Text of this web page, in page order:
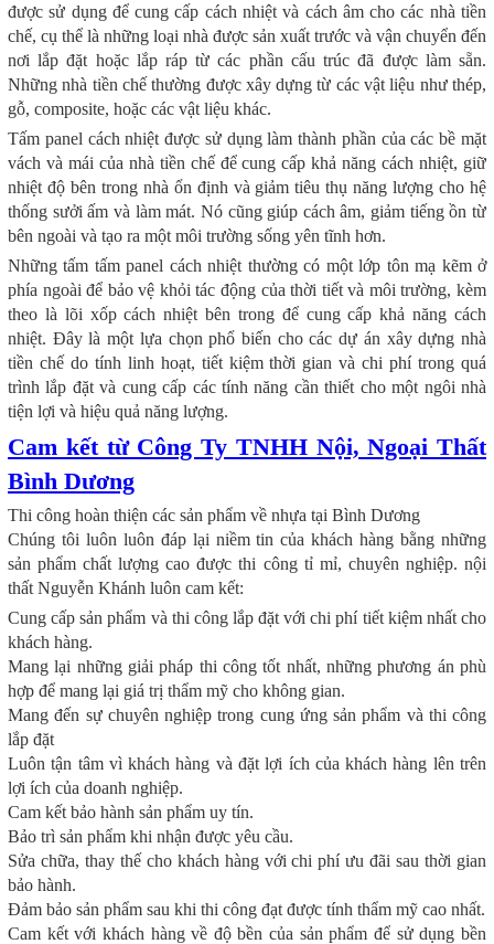
được sử dụng để cung cấp cách nhiệt và cách âm cho các nhà tiền
chế, cụ thể là những loại nhà được sản xuất trước và vận chuyển đến
nơi lắp đặt hoặc lắp ráp từ các phần cấu trúc đã được làm sẵn.
Những nhà tiền chế thường được xây dựng từ các vật liệu như thép,
gỗ, composite, hoặc các vật liệu khác.
Tấm panel cách nhiệt được sử dụng làm thành phần của các bề mặt
vách và mái của nhà tiền chế để cung cấp khả năng cách nhiệt, giữ
nhiệt độ bên trong nhà ổn định và giảm tiêu thụ năng lượng cho hệ
thống sưởi ấm và làm mát. Nó cũng giúp cách âm, giảm tiếng ồn từ
bên ngoài và tạo ra một môi trường sống yên tĩnh hơn.
Những tấm tấm panel cách nhiệt thường có một lớp tôn mạ kẽm ở
phía ngoài để bảo vệ khỏi tác động của thời tiết và môi trường, kèm
theo là lõi xốp cách nhiệt bên trong để cung cấp khả năng cách
nhiệt. Đây là một lựa chọn phổ biến cho các dự án xây dựng nhà
tiền chế do tính linh hoạt, tiết kiệm thời gian và chi phí trong quá
trình lắp đặt và cung cấp các tính năng cần thiết cho một ngôi nhà
tiện lợi và hiệu quả năng lượng.
Cam kết từ Công Ty TNHH Nội, Ngoại Thất
Bình Dương
Thi công hoàn thiện các sản phẩm về nhựa tại Bình Dương
Chúng tôi luôn luôn đáp lại niềm tin của khách hàng bằng những
sản phẩm chất lượng cao được thi công tỉ mỉ, chuyên nghiệp. nội
thất Nguyễn Khánh luôn cam kết:
Cung cấp sản phẩm và thi công lắp đặt với chi phí tiết kiệm nhất cho
khách hàng.
Mang lại những giải pháp thi công tốt nhất, những phương án phù
hợp để mang lại giá trị thẩm mỹ cho không gian.
Mang đến sự chuyên nghiệp trong cung ứng sản phẩm và thi công
lắp đặt
Luôn tận tâm vì khách hàng và đặt lợi ích của khách hàng lên trên
lợi ích của doanh nghiệp.
Cam kết bảo hành sản phẩm uy tín.
Bảo trì sản phẩm khi nhận được yêu cầu.
Sửa chữa, thay thế cho khách hàng với chi phí ưu đãi sau thời gian
bảo hành.
Đảm bảo sản phẩm sau khi thi công đạt được tính thẩm mỹ cao nhất.
Cam kết với khách hàng về độ bền của sản phẩm để sử dụng bền